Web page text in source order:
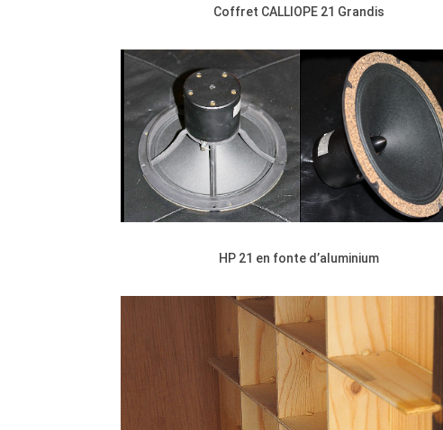
Coffret CALLIOPE 21 Grandis
HP 21 en fonte d’aluminium